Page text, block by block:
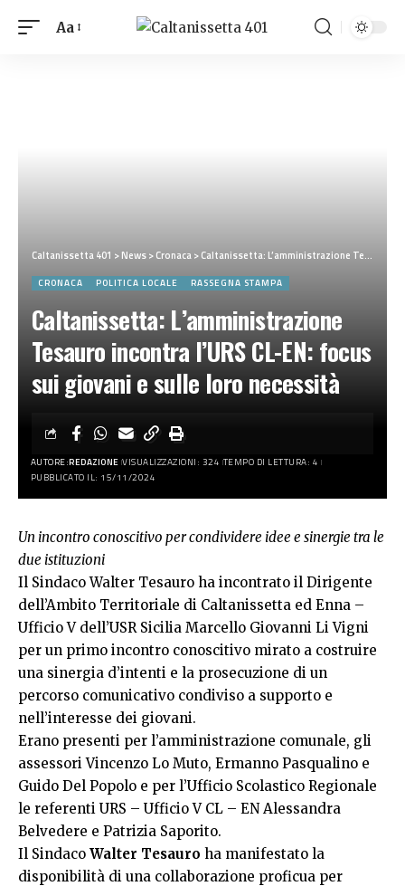
Aa
Caltanissetta 401 >News>Cronaca>Caltanissetta: L’amministrazione Tesauro incontra l’URS CL-EN: focus sui giovani e sulle loro necessità
CRONACA POLITICA LOCALE RASSEGNA STAMPA
Caltanissetta: L’amministrazione
Tesauro incontra l’URS CL-EN: focus
sui giovani e sulle loro necessità
AUTORE:REDAZIONE VISUALIZZAZIONI: 324 TEMPO DI LETTURA: 4
PUBBLICATO IL: 15/11/2024
Un incontro conoscitivo per condividere idee e sinergie tra le
due istituzioni
Il Sindaco Walter Tesauro ha incontrato il Dirigente
dell’Ambito Territoriale di Caltanissetta ed Enna –
Ufficio V dell’USR Sicilia Marcello Giovanni Li Vigni
per un primo incontro conoscitivo mirato a costruire
una sinergia d’intenti e la prosecuzione di un
percorso comunicativo condiviso a supporto e
nell’interesse dei giovani.
Erano presenti per l’amministrazione comunale, gli
assessori Vincenzo Lo Muto, Ermanno Pasqualino e
Guido Del Popolo e per l’Ufficio Scolastico Regionale
le referenti URS – Ufficio V CL – EN Alessandra
Belvedere e Patrizia Saporito.
Il Sindaco Walter Tesauro ha manifestato la
disponibilità di una collaborazione proficua per